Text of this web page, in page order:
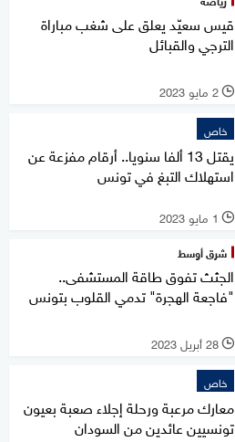
قيس سعيّد يعلق على شغب مباراة
الترجي والقبائل
l 2 مايو 2023
خاص
يقتل 13 ألفا سنويا.. أرقام مفزعة عن
استهلاك التبغ في تونس
l 1 مايو 2023
شرق أوسط
الجثث تفوق طاقة المستشفى..
"فاجعة الهجرة" تدمي القلوب بتونس
l 28 أبريل 2023
خاص
معارك مرعبة ورحلة إجلاء صعبة بعيون
تونسيين عائدين من السودان